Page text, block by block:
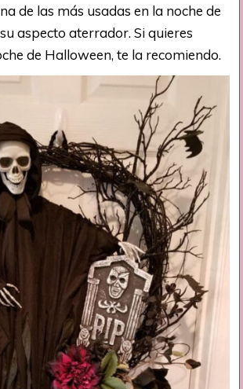
de las más usadas en la noche de
aspecto aterrador. Si quieres
de Halloween, te la recomiendo.